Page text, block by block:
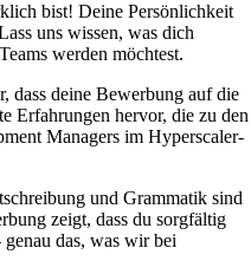
bist! Deine Persönlichkeit
uns wissen, was dich
werden möchtest.
dass deine Bewerbung auf die
Erfahrungen hervor, die zu den
Managers im Hyperscaler-
und Grammatik sind
zeigt, dass du sorgfältig
das, was wir bei